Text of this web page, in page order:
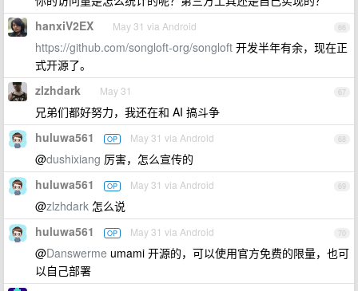
66
hanxiV2EX May 31 via Android
https://github.com/songloft-org/songloft 开发半年有余，现在正
式开源了。
67
zlzhdark May 31
兄弟们都好努力，我还在和 AI 搞斗争
68
huluwa561 OP May 31 via Android
@dushixiang 厉害，怎么宣传的
69
huluwa561 OP May 31 via Android
@zlzhdark 怎么说
70
huluwa561 OP May 31 via Android
@Danswerme umami 开源的，可以使用官方免费的限量，也可
以自己部署